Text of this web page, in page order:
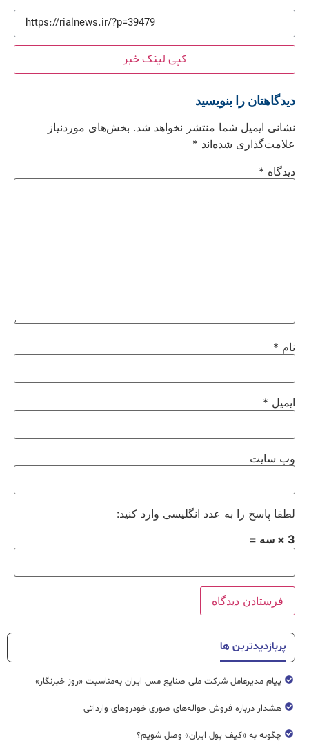
کپی لینک خبر
دیدگاهتان را بنویسید
نشانی ایمیل شما منتشر نخواهد شد. بخش‌های موردنیاز
علامت‌گذاری شده‌اند *
دیدگاه *
نام *
ایمیل *
وب‌ سایت
لطفا پاسخ را به عدد انگلیسی وارد کنید:
3 × سه =
پربازدیدترین ها
پیام مدیرعامل شرکت ملی صنایع مس ایران به‌مناسبت «روز خبرنگار»
هشدار درباره فروش حواله‌های صوری خودروهای وارداتی
چگونه به «کیف پول ایران» وصل شویم؟